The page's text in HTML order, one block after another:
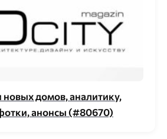
домов, аналитику,
анонсы (#80670)